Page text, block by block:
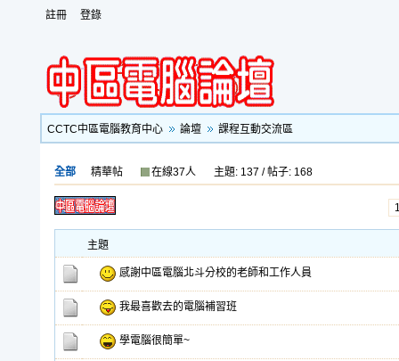
註冊 登錄
CCTC中區電腦教育中心 論壇 課程互動交流區
全部 精華帖 在線37人 主題: 137 / 帖子: 168
主題
感謝中區電腦北斗分校的老師和工作人員
我最喜歡去的電腦補習班
學電腦很簡單~